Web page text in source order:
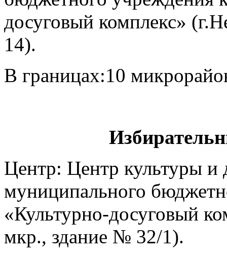
досуговый комплекс»
14).
В границах:10
Центр: Центр культуры и
муниципального
«Культурно-досуговый
мкр., здание № 32/1).